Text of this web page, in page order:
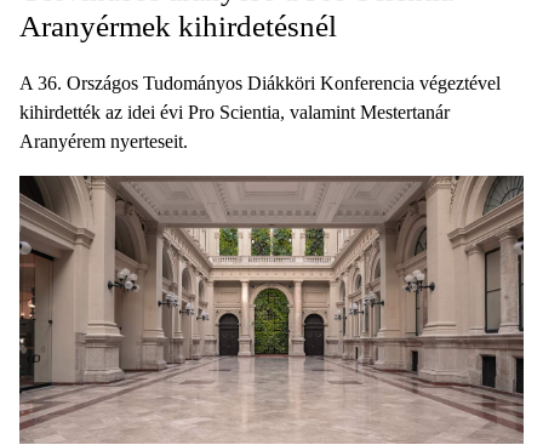
Aranyérmek kihirdetésnél
A 36. Országos Tudományos Diákköri Konferencia végeztével
kihirdették az idei évi Pro Scientia, valamint Mestertanár
Aranyérem nyerteseit.